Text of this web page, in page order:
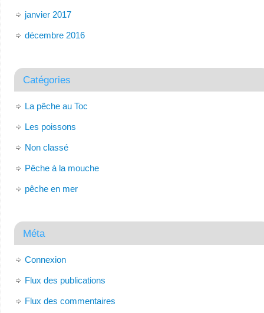
janvier 2017
décembre 2016
Catégories
La pêche au Toc
Les poissons
Non classé
Pêche à la mouche
pêche en mer
Méta
Connexion
Flux des publications
Flux des commentaires